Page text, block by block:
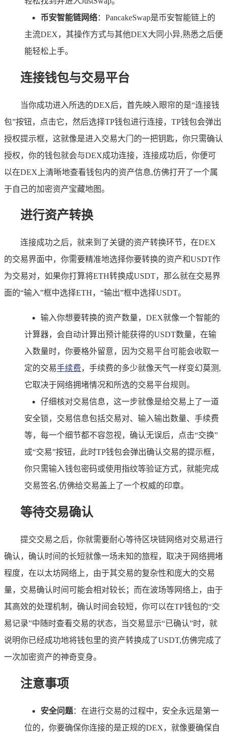
币安智能链网络：PancakeSwap是币安智能链上的
主流DEX，其操作方式与其他DEX大同小异,熟悉之后便
能轻松上手。
连接钱包与交易平台
当你成功进入所选的DEX后，首先映入眼帘的是“连接钱
包”按钮，点击它，然后选择TP钱包进行连接，TP钱包会弹出
授权提示框，这就像是进入交易大门的一把钥匙，你只需确认
授权，你的钱包就会与DEX成功连接，连接成功后，你便可
以在DEX上清晰地查看钱包内的资产信息,仿佛打开了一个属
于自己的加密资产宝藏地图。
进行资产转换
连接成功之后，就来到了关键的资产转换环节，在DEX
的交易界面中，你需要精准地选择你要转换的资产和USDT作
为交易对，如果你打算将ETH转换成USDT，那么就在交易界
面的“输入”框中选择ETH，“输出”框中选择USDT。
输入你想要转换的资产数量，DEX就像一个智能的
计算器，会自动计算出预计能获得的USDT数量，在输
入数量时，你要格外留意，因为交易平台可能会收取一
定的交易手续费，手续费的多少就像天气一样变幻莫测,
它取决于网络拥堵情况和所选的交易平台规则。
仔细核对交易信息，这一步就像是给交易上了一道
安全锁，交易信息包括交易对、输入输出数量、手续费
等，每一个细节都不容忽视，确认无误后，点击“交换”
或“交易”按钮，此时TP钱包会弹出确认交易的提示框，
你只需输入钱包密码或使用指纹等验证方式，就能完成
交易签名,仿佛给交易盖上了一个权威的印章。
等待交易确认
提交交易之后，你就需要耐心等待区块链网络对交易进行
确认，确认时间的长短就像一场未知的旅程，取决于网络拥堵
程度，在以太坊网络上，由于其交易的复杂性和庞大的交易
量，交易确认时间可能会相对较长；而在波场等网络上，由于
其高效的处理机制，确认时间会较短，你可以在TP钱包的“交
易记录”中随时查看交易的状态，当交易显示“已确认”时，就
说明你已经成功地将钱包里的资产转换成了USDT,仿佛完成了
一次加密资产的神奇变身。
注意事项
安全问题：在进行交易的过程中，安全永远是第一
位的，你要确保你连接的是正规的DEX，就像要确保自